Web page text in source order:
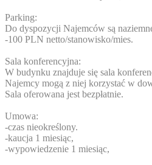
Parking:
Do dyspozycji Najemców są
-100 PLN netto/stanowisko/mies.
Sala konferencyjna:
W budynku znajduje się sala
Najemcy mogą z niej korzystać w
Sala oferowana jest bezpłatnie.
Umowa:
-czas nieokreślony.
-kaucja 1 miesiąc,
-wypowiedzenie 1 miesiąc,